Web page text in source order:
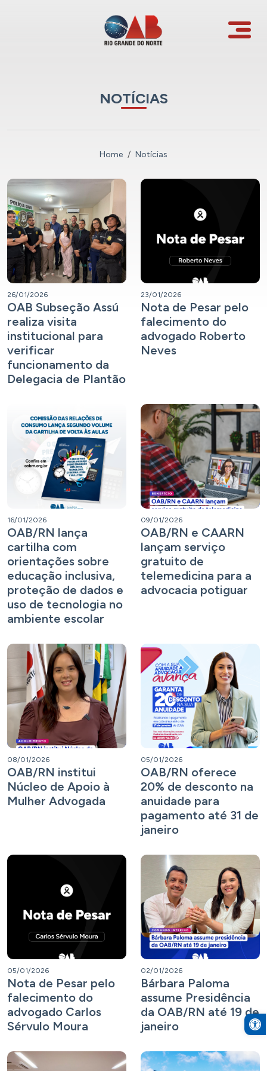
NOTÍCIAS
Home Notícias
26/01/2026
OAB Subseção Assú
realiza visita
institucional para
verificar
funcionamento da
Delegacia de Plantão
23/01/2026
Nota de Pesar pelo
falecimento do
advogado Roberto
Neves
16/01/2026
OAB/RN lança
cartilha com
orientações sobre
educação inclusiva,
proteção de dados e
uso de tecnologia no
ambiente escolar
09/01/2026
OAB/RN e CAARN
lançam serviço
gratuito de
telemedicina para a
advocacia potiguar
08/01/2026
OAB/RN institui
Núcleo de Apoio à
Mulher Advogada
05/01/2026
OAB/RN oferece
20% de desconto na
anuidade para
pagamento até 31 de
janeiro
05/01/2026
Nota de Pesar pelo
falecimento do
advogado Carlos
Sérvulo Moura
02/01/2026
Bárbara Paloma
assume Presidência
da OAB/RN até 19 de
janeiro
Open